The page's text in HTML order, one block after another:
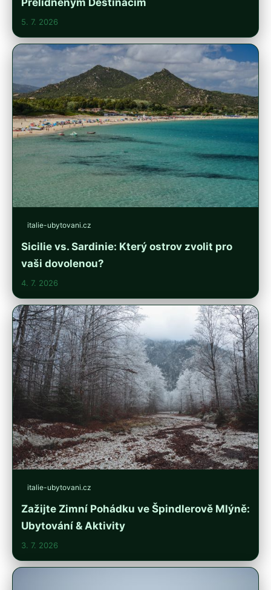
Přelidněným Destinacím
5. 7. 2026
italie-ubytovani.cz
Sicilie vs. Sardinie: Který ostrov zvolit pro
vaši dovolenou?
4. 7. 2026
italie-ubytovani.cz
Zažijte Zimní Pohádku ve Špindlerově Mlýně:
Ubytování & Aktivity
3. 7. 2026